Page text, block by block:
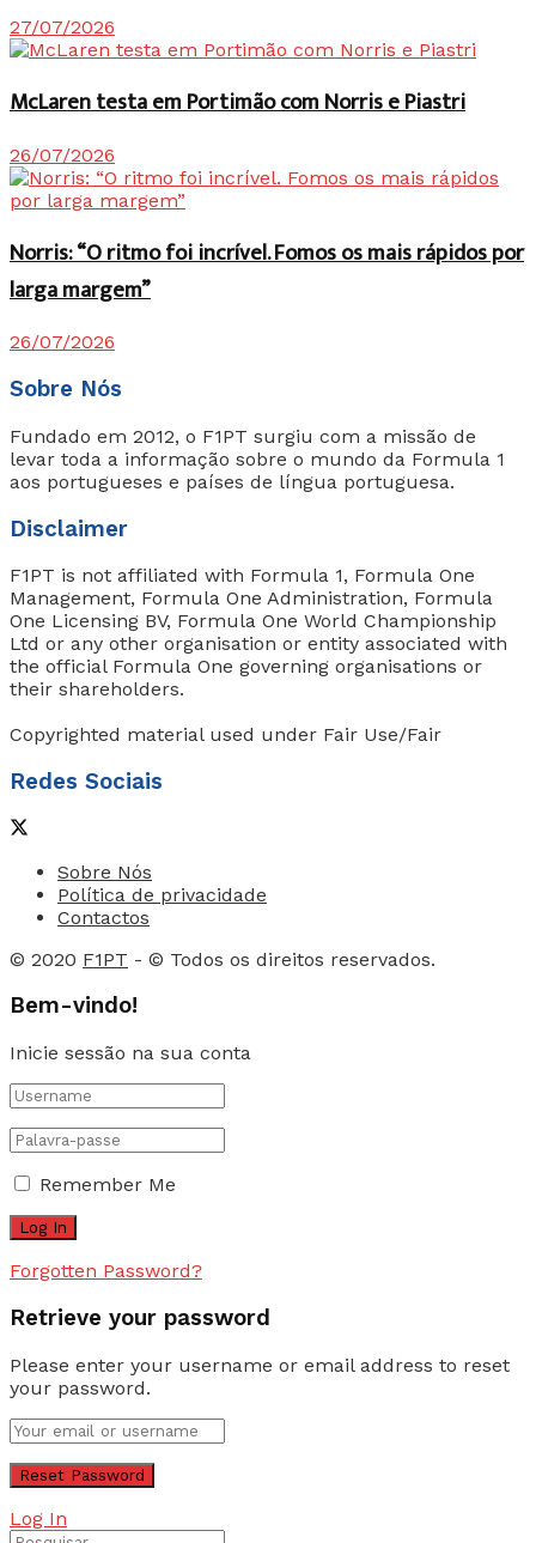
27/07/2026
McLaren testa em Portimão com Norris e Piastri
26/07/2026
Norris: “O ritmo foi incrível. Fomos os mais rápidos por
larga margem”
26/07/2026
Sobre Nós
Fundado em 2012, o F1PT surgiu com a missão de
levar toda a informação sobre o mundo da Formula 1
aos portugueses e países de língua portuguesa.
Disclaimer
F1PT is not affiliated with Formula 1, Formula One
Management, Formula One Administration, Formula
One Licensing BV, Formula One World Championship
Ltd or any other organisation or entity associated with
the official Formula One governing organisations or
their shareholders.
Copyrighted material used under Fair Use/Fair
Redes Sociais
Sobre Nós
Política de privacidade
Contactos
© 2020 F1PT - © Todos os direitos reservados.
Bem-vindo!
Inicie sessão na sua conta
Remember Me
Forgotten Password?
Retrieve your password
Please enter your username or email address to reset
your password.
Log In